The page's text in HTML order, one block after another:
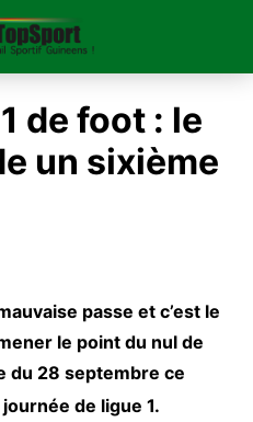
de foot : le
un sixième
passe et c’est le
le point du nul de
du 28 septembre ce
journée de ligue 1.